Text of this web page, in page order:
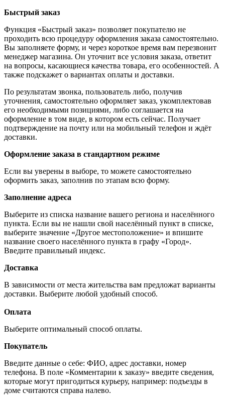
Быстрый заказ
Функция «Быстрый заказ» позволяет покупателю не
проходить всю процедуру оформления заказа самостоятельно.
Вы заполняете форму, и через короткое время вам перезвонит
менеджер магазина. Он уточнит все условия заказа, ответит
на вопросы, касающиеся качества товара, его особенностей. А
также подскажет о вариантах оплаты и доставки.
По результатам звонка, пользователь либо, получив
уточнения, самостоятельно оформляет заказ, укомплектовав
его необходимыми позициями, либо соглашается на
оформление в том виде, в котором есть сейчас. Получает
подтверждение на почту или на мобильный телефон и ждёт
доставки.
Оформление заказа в стандартном режиме
Если вы уверены в выборе, то можете самостоятельно
оформить заказ, заполнив по этапам всю форму.
Заполнение адреса
Выберите из списка название вашего региона и населённого
пункта. Если вы не нашли свой населённый пункт в списке,
выберите значение «Другое местоположение» и впишите
название своего населённого пункта в графу «Город».
Введите правильный индекс.
Доставка
В зависимости от места жительства вам предложат варианты
доставки. Выберите любой удобный способ.
Оплата
Выберите оптимальный способ оплаты.
Покупатель
Введите данные о себе: ФИО, адрес доставки, номер
телефона. В поле «Комментарии к заказу» введите сведения,
которые могут пригодиться курьеру, например: подъезды в
доме считаются справа налево.